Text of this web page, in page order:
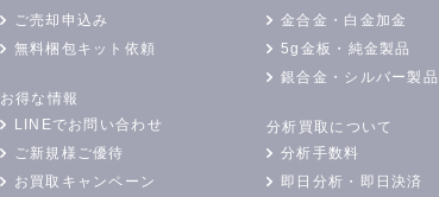
ご売却申込み
無料梱包キット依頼
お得な情報
LINEでお問い合わせ
ご新規様ご優待
お買取キャンペーン
金合金・白金加金
5g金板・純金製品
銀合金・シルバー製品
分析買取について
分析手数料
即日分析・即日決済